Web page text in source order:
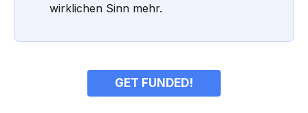
wirklichen Sinn mehr.
GET FUNDED!